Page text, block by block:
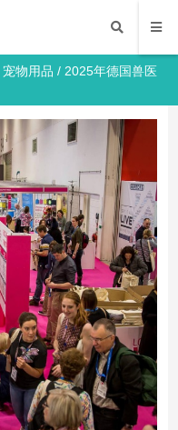
宠物用品 / 2025年德国兽医